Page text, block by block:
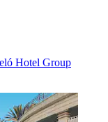
Hotel Group